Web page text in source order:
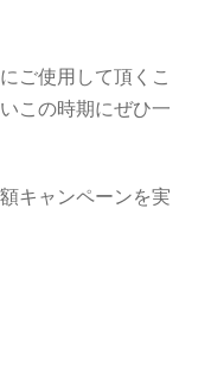
ご使用して頂くこ
この時期にぜひ一
キャンペーンを実